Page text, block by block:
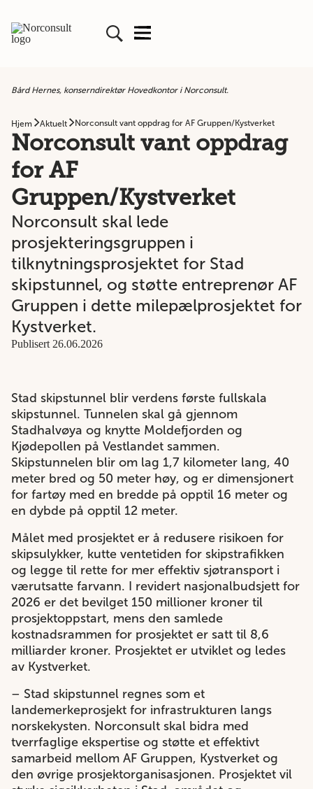
Bård Hernes, konserndirektør Hovedkontor i Norconsult.
Hjem Aktuelt Norconsult vant oppdrag for AF Gruppen/Kystverket
Norconsult vant oppdrag
for AF
Gruppen/Kystverket
Norconsult skal lede
prosjekteringsgruppen i
tilknytningsprosjektet for Stad
skipstunnel, og støtte entreprenør AF
Gruppen i dette milepælprosjektet for
Kystverket.
Publisert 26.06.2026
Stad skipstunnel blir verdens første fullskala
skipstunnel. Tunnelen skal gå gjennom
Stadhalvøya og knytte Moldefjorden og
Kjødepollen på Vestlandet sammen.
Skipstunnelen blir om lag 1,7 kilometer lang, 40
meter bred og 50 meter høy, og er dimensjonert
for fartøy med en bredde på opptil 16 meter og
en dybde på opptil 12 meter.
Målet med prosjektet er å redusere risikoen for
skipsulykker, kutte ventetiden for skipstrafikken
og legge til rette for mer effektiv sjøtransport i
værutsatte farvann. I revidert nasjonalbudsjett for
2026 er det bevilget 150 millioner kroner til
prosjektoppstart, mens den samlede
kostnadsrammen for prosjektet er satt til 8,6
milliarder kroner. Prosjektet er utviklet og ledes
av Kystverket.
– Stad skipstunnel regnes som et
landemerkeprosjekt for infrastrukturen langs
norskekysten. Norconsult skal bidra med
tverrfaglige ekspertise og støtte et effektivt
samarbeid mellom AF Gruppen, Kystverket og
den øvrige prosjektorganisasjonen. Prosjektet vil